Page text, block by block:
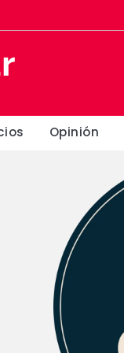
Opinión